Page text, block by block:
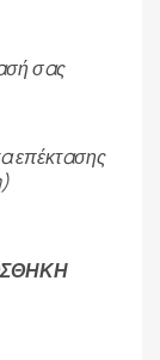
σας
επέκτασης